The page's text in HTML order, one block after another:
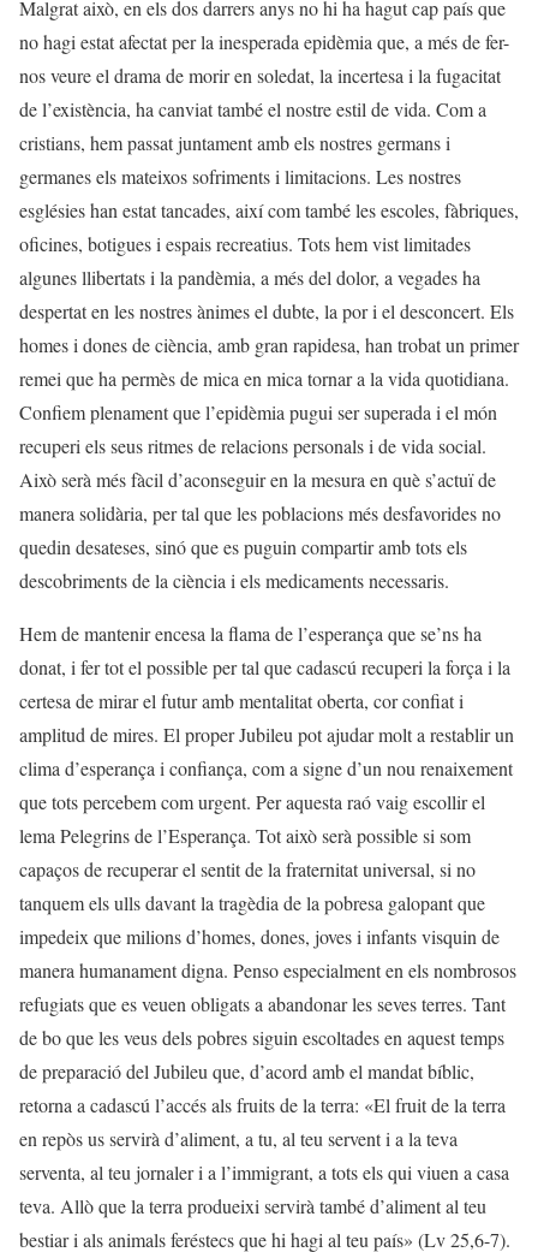
Malgrat això, en els dos darrers anys no hi ha hagut cap país que
no hagi estat afectat per la inesperada epidèmia que, a més de fer-
nos veure el drama de morir en soledat, la incertesa i la fugacitat
de l’existència, ha canviat també el nostre estil de vida. Com a
cristians, hem passat juntament amb els nostres germans i
germanes els mateixos sofriments i limitacions. Les nostres
esglésies han estat tancades, així com també les escoles, fàbriques,
oficines, botigues i espais recreatius. Tots hem vist limitades
algunes llibertats i la pandèmia, a més del dolor, a vegades ha
despertat en les nostres ànimes el dubte, la por i el desconcert. Els
homes i dones de ciència, amb gran rapidesa, han trobat un primer
remei que ha permès de mica en mica tornar a la vida quotidiana.
Confiem plenament que l’epidèmia pugui ser superada i el món
recuperi els seus ritmes de relacions personals i de vida social.
Això serà més fàcil d’aconseguir en la mesura en què s’actuï de
manera solidària, per tal que les poblacions més desfavorides no
quedin desateses, sinó que es puguin compartir amb tots els
descobriments de la ciència i els medicaments necessaris.
Hem de mantenir encesa la flama de l’esperança que se’ns ha
donat, i fer tot el possible per tal que cadascú recuperi la força i la
certesa de mirar el futur amb mentalitat oberta, cor confiat i
amplitud de mires. El proper Jubileu pot ajudar molt a restablir un
clima d’esperança i confiança, com a signe d’un nou renaixement
que tots percebem com urgent. Per aquesta raó vaig escollir el
lema Pelegrins de l’Esperança. Tot això serà possible si som
capaços de recuperar el sentit de la fraternitat universal, si no
tanquem els ulls davant la tragèdia de la pobresa galopant que
impedeix que milions d’homes, dones, joves i infants visquin de
manera humanament digna. Penso especialment en els nombrosos
refugiats que es veuen obligats a abandonar les seves terres. Tant
de bo que les veus dels pobres siguin escoltades en aquest temps
de preparació del Jubileu que, d’acord amb el mandat bíblic,
retorna a cadascú l’accés als fruits de la terra: «El fruit de la terra
en repòs us servirà d’aliment, a tu, al teu servent i a la teva
serventa, al teu jornaler i a l’immigrant, a tots els qui viuen a casa
teva. Allò que la terra produeixi servirà també d’aliment al teu
bestiar i als animals feréstecs que hi hagi al teu país» (Lv 25,6-7).